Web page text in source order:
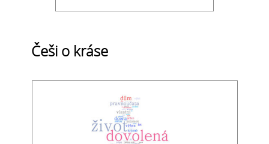
Češi o kráse